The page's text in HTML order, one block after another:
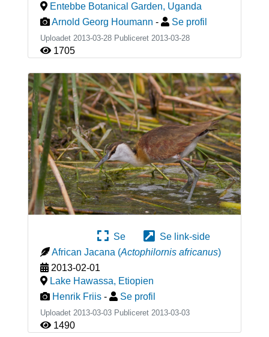
Entebbe Botanical Garden, Uganda
Arnold Georg Houmann - Se profil
Uploadet 2013-03-28 Publiceret 2013-03-28
1705
Se
Se link-side
African Jacana (Actophilornis africanus)
2013-02-01
Lake Hawassa, Etiopien
Henrik Friis - Se profil
Uploadet 2013-03-03 Publiceret 2013-03-03
1490